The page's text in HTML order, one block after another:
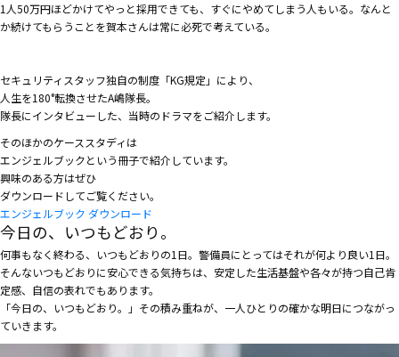
1人50万円ほどかけてやっと採用できても、すぐにやめてしまう人もいる。なんと
か続けてもらうことを賀本さんは常に必死で考えている。
セキュリティスタッフ独自の制度「KG規定」により、
人生を180°転換させたA嶋隊長。
隊長にインタビューした、当時のドラマをご紹介します。
そのほかのケーススタディは
エンジェルブックという冊子で紹介しています。
興味のある方はぜひ
ダウンロードしてご覧ください。
エンジェルブック ダウンロード
今日の、いつもどおり。
何事もなく終わる、いつもどおりの1日。警備員にとってはそれが何より良い1日。
そんないつもどおりに安心できる気持ちは、安定した生活基盤や各々が持つ自己肯
定感、自信の表れでもあります。
「今日の、いつもどおり。」その積み重ねが、一人ひとりの確かな明日につながっ
ていきます。